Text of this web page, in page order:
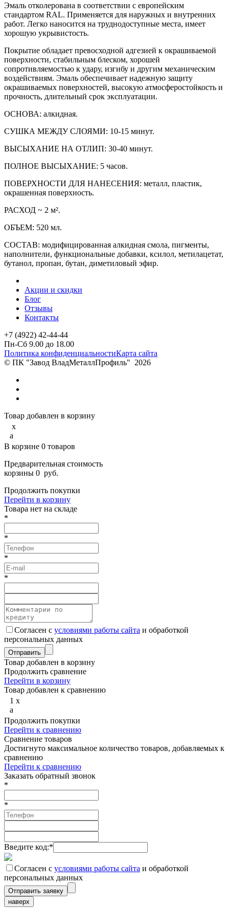
Эмаль отколерована в соответствии с европейским
стандартом RAL. Применяется для наружных и внутренних
работ. Легко наносится на труднодоступные места, имеет
хорошую укрывистость.
Покрытие обладает превосходной адгезией к окрашиваемой
поверхности, стабильным блеском, хорошей
сопротивляемостью к удару, изгибу и другим механическим
воздействиям. Эмаль обеспечивает надежную защиту
окрашиваемых поверхностей, высокую атмосферостойкость и
прочность, длительный срок эксплуатации.
ОСНОВА: алкидная.
СУШКА МЕЖДУ СЛОЯМИ: 10-15 минут.
ВЫСЫХАНИЕ НА ОТЛИП: 30-40 минут.
ПОЛНОЕ ВЫСЫХАНИЕ: 5 часов.
ПОВЕРХНОСТИ ДЛЯ НАНЕСЕНИЯ: металл, пластик,
окрашенная поверхность.
РАСХОД ~ 2 м².
ОБЪЕМ: 520 мл.
СОСТАВ: модифицированная алкидная смола, пигменты,
наполнители, функциональные добавки, ксилол, метилацетат,
бутанол, пропан, бутан, диметиловый эфир.
Акции и скидки
Блог
Отзывы
Контакты
+7 (4922) 42-44-44
Пн-Сб 9.00 до 18.00
Политика конфиденциальностиКарта сайта
© ПК "Завод ВладМеталлПрофиль" 2026
Товар добавлен в корзину
x
a
В корзине 0 товаров
Предварительная стоимость
корзины 0 руб.
Продолжить покупки
Перейти в корзину
Товарa нет на складе
*
*
*
*
Согласен с условиями работы сайта и обработкой
персональных данных
Товар добавлен в корзину
Продолжить сравнение
Перейти в корзину
Товар добавлен к сравнению
1 x
a
Продолжить покупки
Перейти к сравнению
Сравнение товаров
Достигнуто максимальное количество товаров, добавляемых к
сравнению
Перейти к сравнению
Заказать обратный звонок
*
*
Введите код:*
Согласен с условиями работы сайта и обработкой
персональных данных
наверх